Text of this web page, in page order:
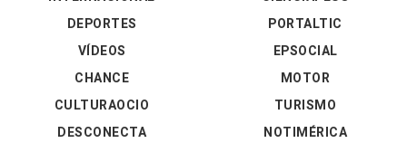
DEPORTES
VÍDEOS
PORTALTIC
EPSOCIAL
CHANCE
CULTURAOCIO
DESCONECTA
MOTOR
TURISMO
NOTIMÉRICA